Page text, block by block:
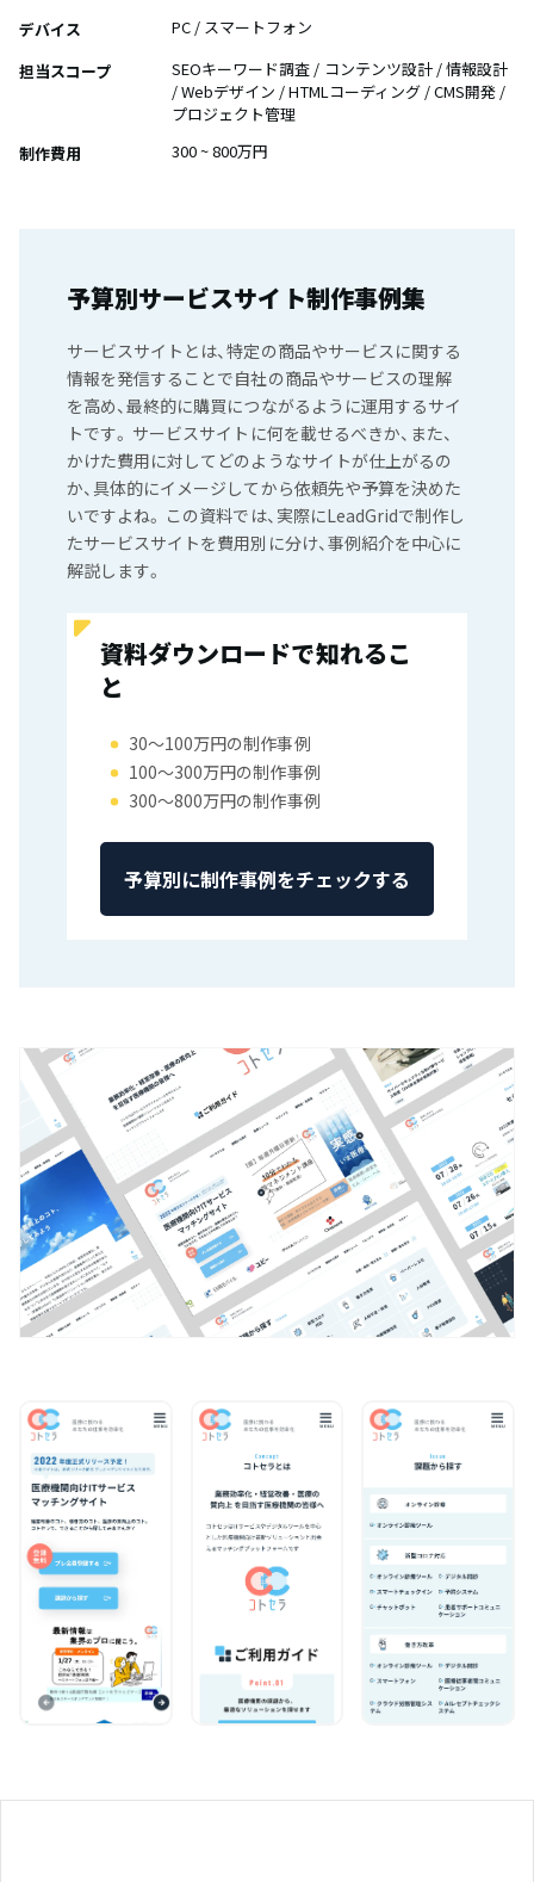
デバイス
PC / スマートフォン
担当スコープ
SEOキーワード調査 / コンテンツ設計 / 情報設計
/ Webデザイン / HTMLコーディング / CMS開発 /
プロジェクト管理
制作費用
300 ~ 800万円
予算別サービスサイト制作事例集
サービスサイトとは、特定の商品やサービスに関する
情報を発信することで自社の商品やサービスの理解
を高め、最終的に購買につながるように運用するサイ
トです。 サービスサイトに何を載せるべきか、また、
かけた費用に対してどのようなサイトが仕上がるの
か、具体的にイメージしてから依頼先や予算を決めた
いですよね。 この資料では、実際にLeadGridで制作し
たサービスサイトを費用別に分け、事例紹介を中心に
解説します。
資料ダウンロードで知れるこ
と
30〜100万円の制作事例
100〜300万円の制作事例
300〜800万円の制作事例
予算別に制作事例をチェックする